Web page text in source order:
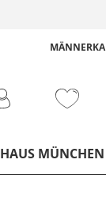
HAUS MÜNCHEN